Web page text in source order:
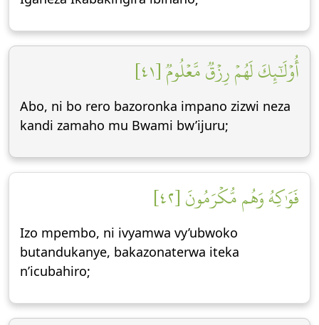
أُوْلَٰٓئِكَ لَهُمۡ رِزۡقٞ مَّعۡلُومٞ [٤١]
Abo, ni bo rero bazoronka impano zizwi neza
kandi zamaho mu Bwami bw’ijuru;
فَوَٰكِهُ وَهُم مُّكۡرَمُونَ [٤٢]
Izo mpembo, ni ivyamwa vy’ubwoko
butandukanye, bakazonaterwa iteka
n’icubahiro;